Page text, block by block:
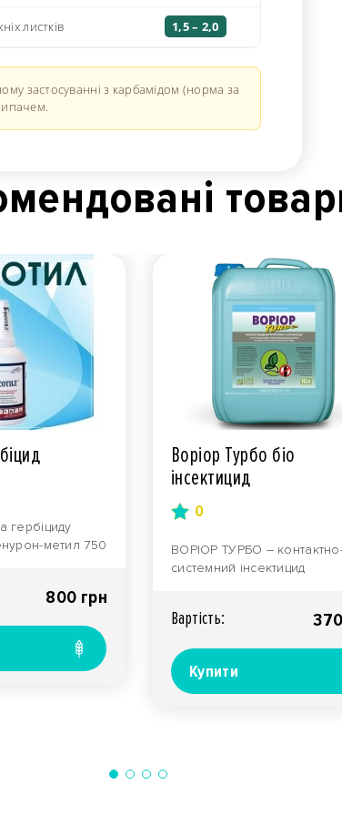
листків 1,5 – 2,0
застосуванні з карбамідом (норма за
гербіциду
метил 750
800 грн
Воріор Турбо біо
інсектицид
0
ВОРІОР ТУРБО –
системний інсектицид
Вартiсть:
Купити